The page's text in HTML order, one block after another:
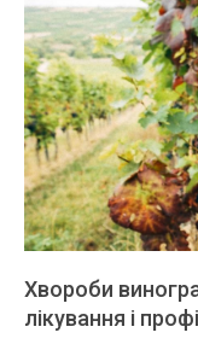
Хвороби
лікування і